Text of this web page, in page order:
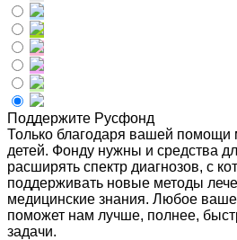
Поддержите Русфонд
Только благодаря вашей помощи
детей. Фонду нужны и средства
расширять спектр диагнозов, с
поддерживать новые методы
медицинские знания. Любое
поможет нам лучше, полнее,
задачи.